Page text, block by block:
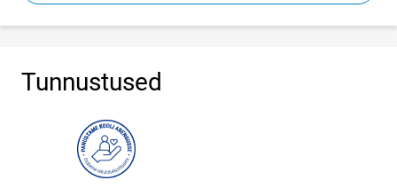
Tunnustused